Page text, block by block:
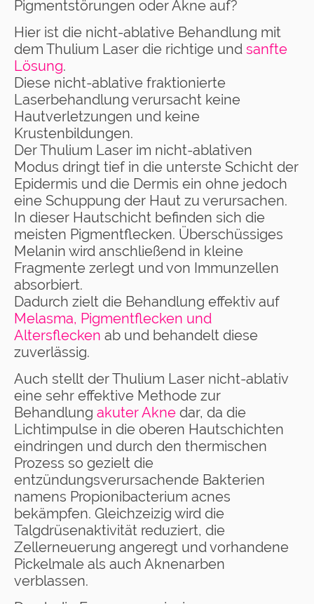
Pigmentstörungen oder Akne auf?
Hier ist die nicht-ablative Behandlung mit
dem Thulium Laser die richtige und sanfte
Lösung.
Diese nicht-ablative fraktionierte
Laserbehandlung verursacht keine
Hautverletzungen und keine
Krustenbildungen.
Der Thulium Laser im nicht-ablativen
Modus dringt tief in die unterste Schicht der
Epidermis und die Dermis ein ohne jedoch
eine Schuppung der Haut zu verursachen.
In dieser Hautschicht befinden sich die
meisten Pigmentflecken. Überschüssiges
Melanin wird anschließend in kleine
Fragmente zerlegt und von Immunzellen
absorbiert.
Dadurch zielt die Behandlung effektiv auf
Melasma, Pigmentflecken und
Altersflecken ab und behandelt diese
zuverlässig.
Auch stellt der Thulium Laser nicht-ablativ
eine sehr effektive Methode zur
Behandlung akuter Akne dar, da die
Lichtimpulse in die oberen Hautschichten
eindringen und durch den thermischen
Prozess so gezielt die
entzündungsverursachende Bakterien
namens Propionibacterium acnes
bekämpfen. Gleichzeizig wird die
Talgdrüsenaktivität reduziert, die
Zellerneuerung angeregt und vorhandene
Pickelmale als auch Aknenarben
verblassen.